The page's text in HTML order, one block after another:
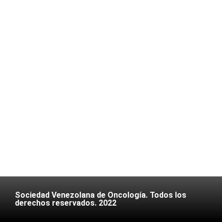
Sociedad Venezolana de Oncología. Todos los
derechos reservados. 2022